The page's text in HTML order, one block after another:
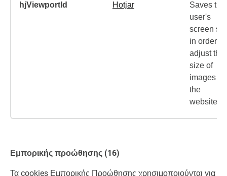
hjViewportId Hotjar
Saves the
user's
screen
in order to
adjust the
size of
images on
the
website.
Εμπορικής προώθησης (16)
Τα cookies Εμπορικής Προώθησης χρησιμοποιούνται για